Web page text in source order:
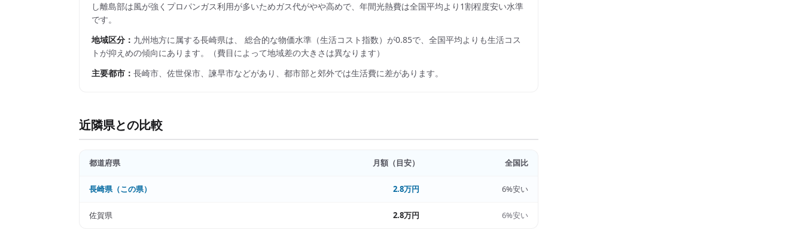
し離島部は風が強くプロパンガス利用が多いためガス代がやや高めで、年間光熱費は全国平均より1割程度安い水準
です。
地域区分： 九州地方に属する長崎県は、 総合的な物価水準（生活コスト指数）が0.85で、 全国平均よりも生活コス
トが抑えめの傾向にあります。
（費目によって地域差の大きさは異なります）
主要都市： 長崎市、佐世保市、諫早市などがあり、都市部と郊外では生活費に差があります。
近隣県との比較
都道府県 月額（目安） 全国比
長崎県（この県） 2.8万円 6%安い
佐賀県 2.8万円 6%安い